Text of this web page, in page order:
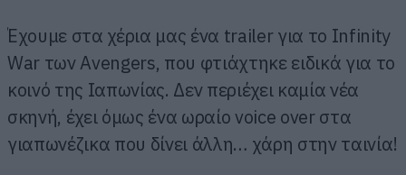
Έχουμε στα χέρια μας ένα trailer για το Infinity
War των Avengers, που φτιάχτηκε ειδικά για το
κοινό της Ιαπωνίας. Δεν περιέχει καμία νέα
σκηνή, έχει όμως ένα ωραίο voice over στα
γιαπωνέζικα που δίνει άλλη… χάρη στην ταινία!